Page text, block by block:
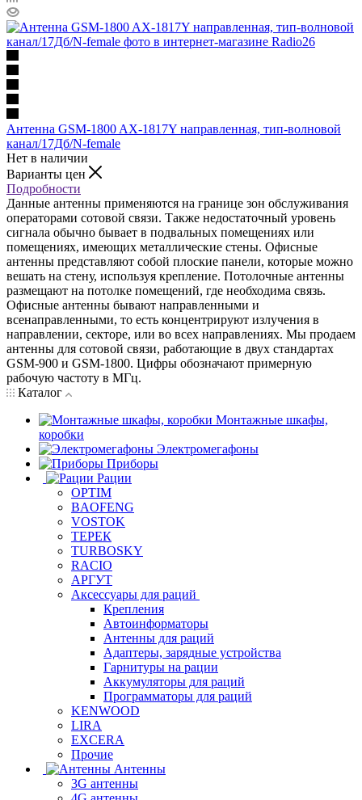
Антенна GSM-1800 AX-1817Y направленная, тип-волновой
канал/17Дб/N-female
Нет в наличии
Варианты цен
Подробности
Данные антенны применяются на границе зон обслуживания
операторами сотовой связи. Также недостаточный уровень
сигнала обычно бывает в подвальных помещениях или
помещениях, имеющих металлические стены. Офисные
антенны представляют собой плоские панели, которые можно
вешать на стену, используя крепление. Потолочные антенны
размещают на потолке помещений, где необходима связь.
Офисные антенны бывают направленными и
всенаправленными, то есть концентрируют излучения в
направлении, секторе, или во всех направлениях. Мы продаем
антенны для сотовой связи, работающие в двух стандартах
GSM-900 и GSM-1800. Цифры обозначают примерную
рабочую частоту в МГц.
Каталог
Монтажные шкафы,
коробки
Электромегафоны
Приборы
Рации
OPTIM
BAOFENG
VOSTOK
ТЕРЕК
TURBOSKY
RACIO
АРГУТ
Аксессуары для раций
Крепления
Автоинформаторы
Антенны для раций
Адаптеры, зарядные устройства
Гарнитуры на рации
Аккумуляторы для раций
Программаторы для раций
KENWOOD
LIRA
EXCERA
Прочие
Антенны
3G антенны